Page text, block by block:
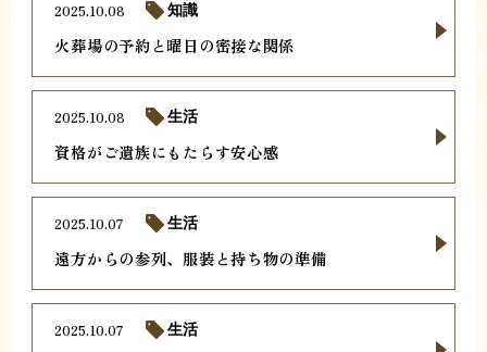
火葬場の予約と曜日の密接な関係
2025.10.08 知識
資格がご遺族にもたらす安心感
2025.10.08 生活
遠方からの参列、服装と持ち物の準備
2025.10.07 生活
2025.10.07 生活